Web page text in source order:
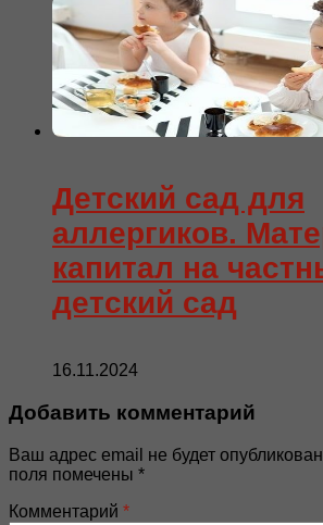
Детский сад для
аллергиков.
капитал на
детский сад
16.11.2024
Добавить комментарий
Ваш адрес email не будет
поля помечены *
Комментарий *